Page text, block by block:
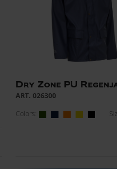
Dry Zone PU
ART. 026300
Colors: